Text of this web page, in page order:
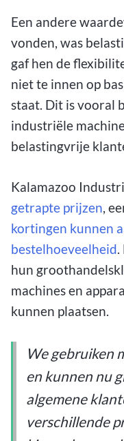
Een andere
vonden, was
gaf hen de
niet te innen op
staat. Dit is vooral
industriële
belastingvrije
Kalamazoo
getrapte prijzen,
kortingen kunnen
bestelhoeveelheid.
hun
machines en
kunnen plaatsen.
We gebruiken
en kunnen nu
algemene
verschillende